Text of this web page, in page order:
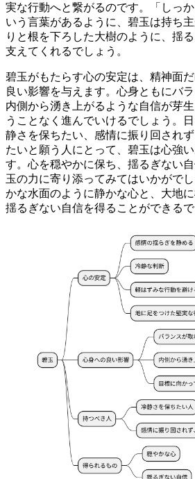
実な行動へと繋がるのです。「しっ
いう言葉があるように、碧玉は持ち
りと根を下ろした大樹のように、揺
支えてくれるでしょう。
碧玉がもたらす心の安定は、精神面
良い影響を与えます。心身ともにバ
内側から湧き上がるような自信が芽
うことなく進んでいけるでしょう。
静さを保ちたい、感情に振り回されず
たいと願う人にとって、碧玉は心強
す。心を穏やかに保ち、揺るぎない
玉の力に寄り添ってみてはいかがで
かな水面のように静かな心と、大地
揺るぎない自信を得ることができるで